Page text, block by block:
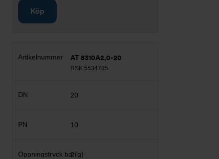
Köp
AT 8310A2,0-20
RSK 5534785
20
10
2